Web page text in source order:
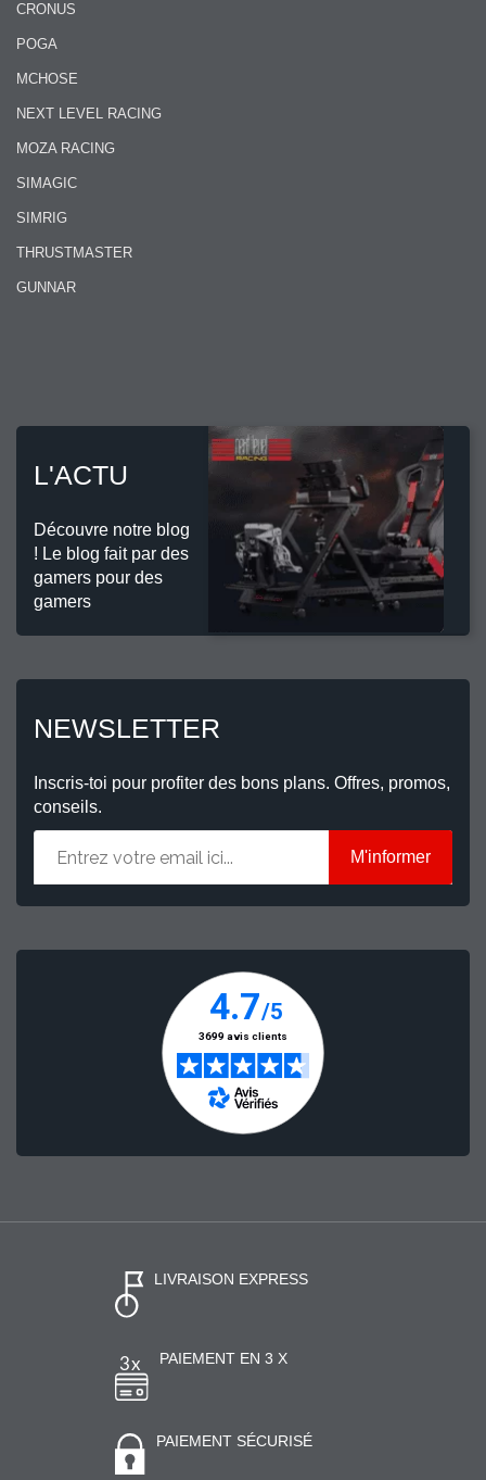
CRONUS
POGA
MCHOSE
NEXT LEVEL RACING
MOZA RACING
SIMAGIC
SIMRIG
THRUSTMASTER
GUNNAR
L'ACTU
Découvre notre blog
! Le blog fait par des
gamers pour des
gamers
NEWSLETTER
Inscris-toi pour profiter des bons plans. Offres, promos,
conseils.
M'informer
LIVRAISON EXPRESS
PAIEMENT EN 3 X
PAIEMENT SÉCURISÉ